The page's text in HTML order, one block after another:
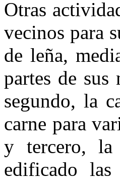
Otras
vecinos para
de leña,
partes de sus
segundo, la
carne para
y tercero, la
edificado